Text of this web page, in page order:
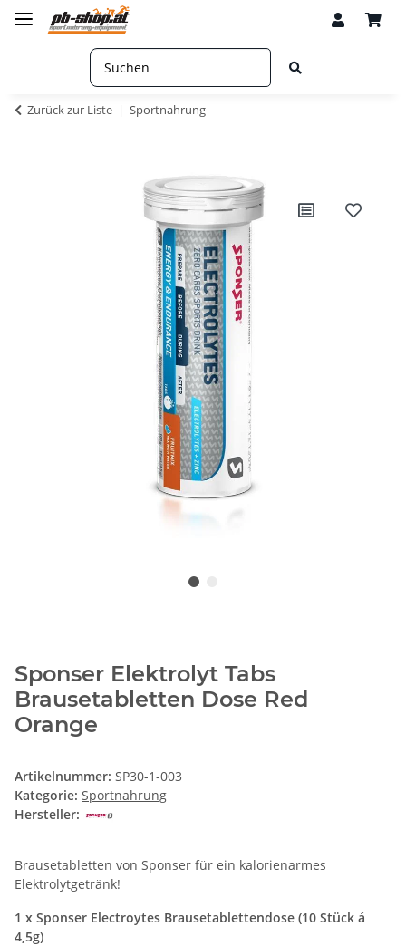
Zurück zur Liste Sportnahrung
Sponser Elektrolyt Tabs
Brausetabletten Dose Red
Orange
Artikelnummer: SP30-1-003
Kategorie: Sportnahrung
Hersteller:
Brausetabletten von Sponser für ein kalorienarmes
Elektrolytgetränk!
1 x Sponser Electroytes Brausetablettendose (10 Stück á
4,5g)